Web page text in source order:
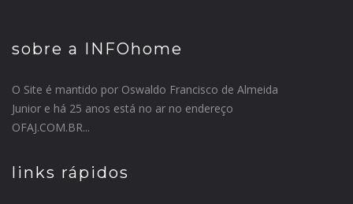
sobre a INFOhome
O Site é mantido por Oswaldo Francisco de Almeida
Junior e há 25 anos está no ar no endereço
OFAJ.COM.BR...
links rápidos